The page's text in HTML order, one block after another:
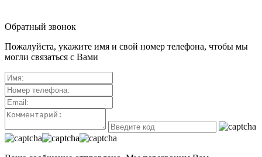
Обратный звонок
Пожалуйста, укажите имя и свой номер телефона, чтобы мы
могли связаться с Вами